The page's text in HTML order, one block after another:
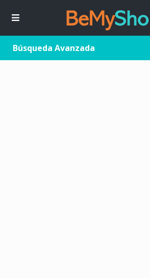
Búsqueda Avanzada